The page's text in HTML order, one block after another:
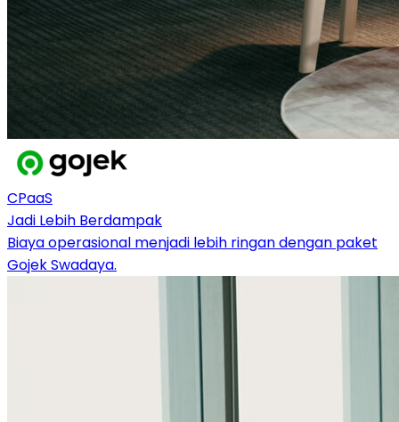
CPaaS
Jadi Lebih Berdampak
Biaya operasional menjadi lebih ringan dengan paket
Gojek Swadaya.